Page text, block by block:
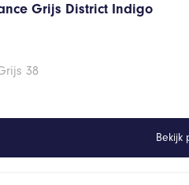
Grijs District Indigo
38
Bekijk